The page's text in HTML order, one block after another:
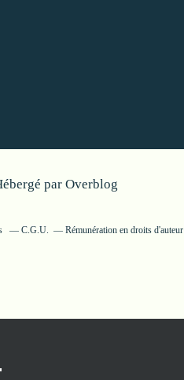
par Overblog
C.G.U. Rémunération en droits d'auteur